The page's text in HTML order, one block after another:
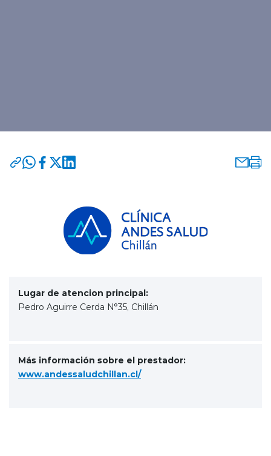
Lugar de atencion principal:
Pedro Aguirre Cerda N°35, Chillán
Más información sobre el prestador:
www.andessaludchillan.cl/